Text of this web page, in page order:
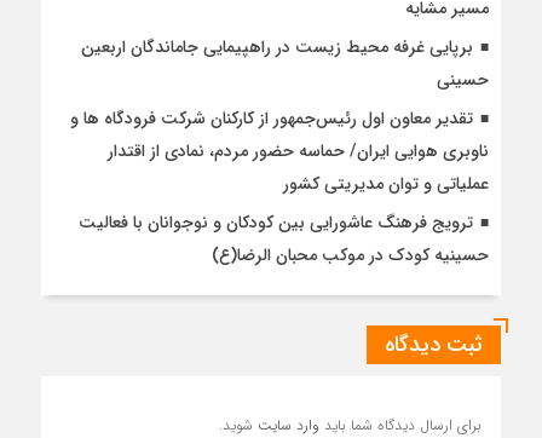
مسیر مشایه
برپایی غرفه محیط زیست در راهپیمایی جاماندگان اربعین
حسینی
تقدیر معاون اول رئیس‌جمهور از کارکنان شرکت فرودگاه ها و
ناوبری هوایی ایران/ حماسه حضور مردم، نمادی از اقتدار
عملیاتی و توان مدیریتی کشور
ترویج فرهنگ عاشورایی بین کودکان و نوجوانان با فعالیت
حسینیه کودک در موکب محبان الرضا(ع)
ثبت دیدگاه
برای ارسال دیدگاه شما باید وارد سایت شوید.